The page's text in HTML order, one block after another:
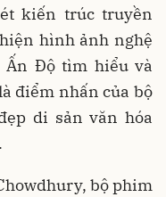
kiến trúc truyền
hình ảnh nghệ
Ấn Độ tìm hiểu và
điểm nhấn của bộ
di sản văn hóa
bộ phim